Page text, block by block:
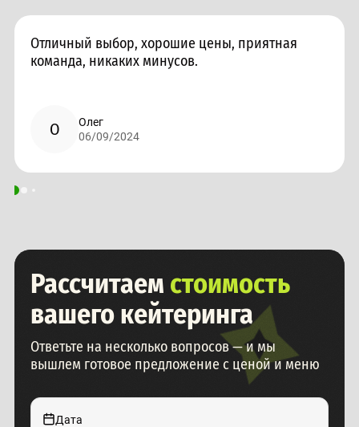
Отличный выбор, хорошие цены, приятная
команда, никаких минусов.
О
Олег
06/09/2024
Рассчитаем стоимость
вашего кейтеринга
Ответьте на несколько вопросов — и мы
вышлем готовое предложение с ценой и меню
Дата